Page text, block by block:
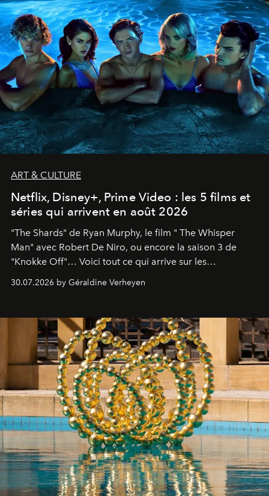
ART & CULTURE
Netflix, Disney+, Prime Video : les 5 films et
séries qui arrivent en août 2026
"The Shards" de Ryan Murphy, le film " The Whisper
Man" avec Robert De Niro, ou encore la saison 3 de
"Knokke Off"… Voici tout ce qui arrive sur les
plateformes de streaming en août 2026.
30.07.2026 by Géraldine Verheyen